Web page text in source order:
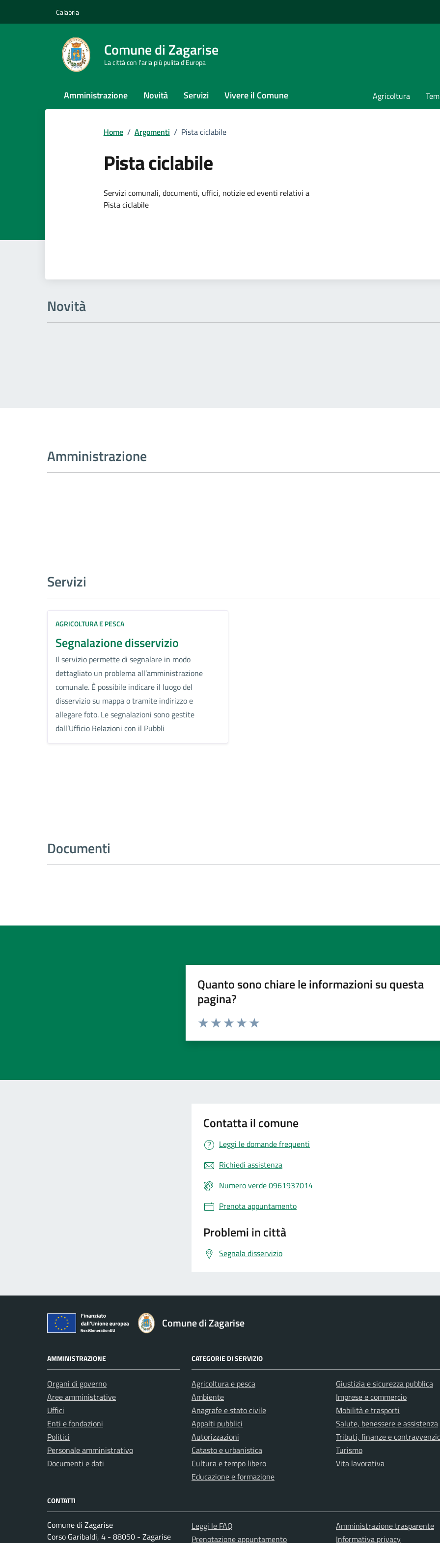
Calabria
Comune di Zagarise
La città con l'aria più pulita d'Europa
Amministrazione Novità Servizi Vivere il Comune Agricoltura
Home / Argomenti / Pista ciclabile
Pista ciclabile
Dettagli dell'argomento
Servizi comunali, documenti, uffici, notizie ed eventi relativi a
Pista ciclabile
Novità
Amministrazione
Servizi
AGRICOLTURA E PESCA
Segnalazione disservizio
Il servizio permette di segnalare in modo
dettagliato un problema all’amministrazione
comunale. È possibile indicare il luogo del
disservizio su mappa o tramite indirizzo e
allegare foto. Le segnalazioni sono gestite
dall’Ufficio Relazioni con il Pubbli
Documenti
Quanto sono chiare le informazioni su questa
pagina?
Contatta il comune
Leggi le domande frequenti
Richiedi assistenza
Numero verde 0961937014
Prenota appuntamento
Problemi in città
Segnala disservizio
Comune di Zagarise
AMMINISTRAZIONE
Organi di governo
Aree amministrative
Uffici
Enti e fondazioni
Politici
Personale amministrativo
Documenti e dati
CATEGORIE DI SERVIZIO
Agricoltura e pesca
Ambiente
Anagrafe e stato civile
Appalti pubblici
Autorizzazioni
Catasto e urbanistica
Cultura e tempo libero
Educazione e formazione
Giustizia e sicurezza pubblica
Imprese e commercio
Mobilità e trasporti
Salute, benessere e assistenza
Tributi, finanze e
Turismo
Vita lavorativa
CONTATTI
Comune di Zagarise
Corso Garibaldi, 4 - 88050 - Zagarise
Leggi le FAQ
Prenotazione appuntamento
Amministrazione trasparente
Informativa privacy